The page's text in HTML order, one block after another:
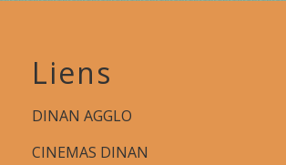
Liens
DINAN AGGLO
CINEMAS DINAN